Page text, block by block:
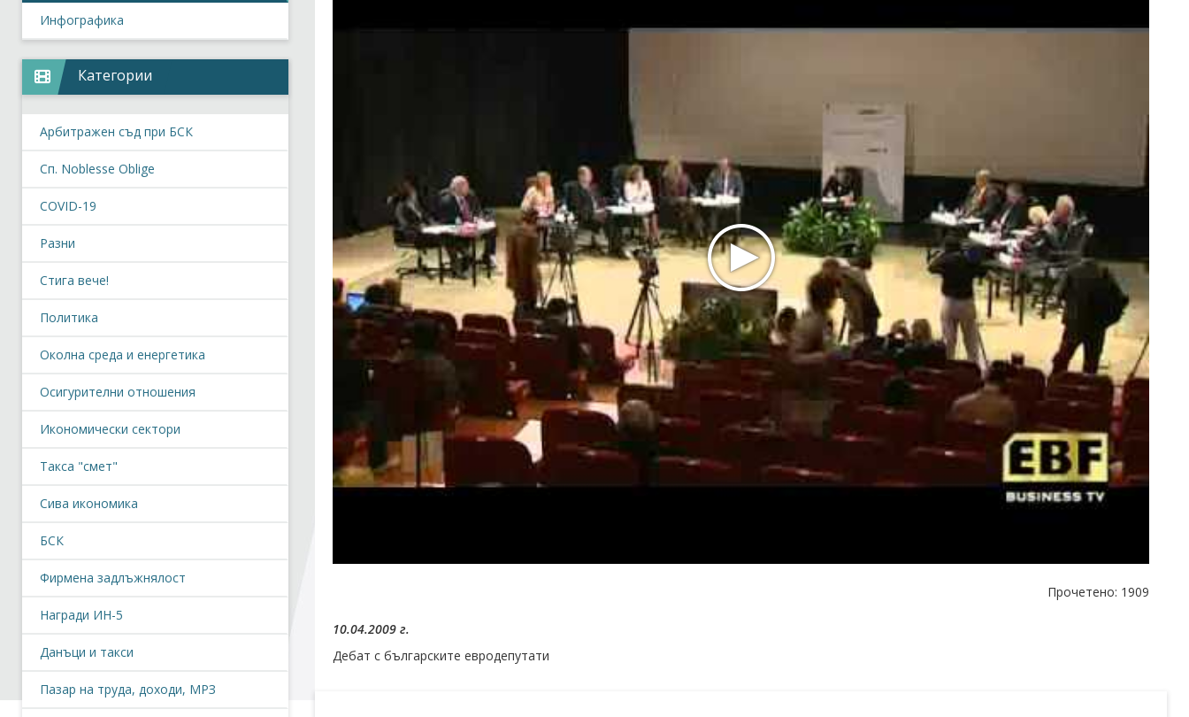
Прочетено: 1909
10.04.2009 г.
Дебат с българските евродепутати
Инфографика
Категории
Арбитражен съд при БСК
Сп. Noblesse Oblige
COVID-19
Разни
Стига вече!
Политика
Околна среда и енергетика
Осигурителни отношения
Икономически сектори
Такса "смет"
Сива икономика
БСК
Фирмена задлъжнялост
Награди ИН-5
Данъци и такси
Пазар на труда, доходи, МРЗ